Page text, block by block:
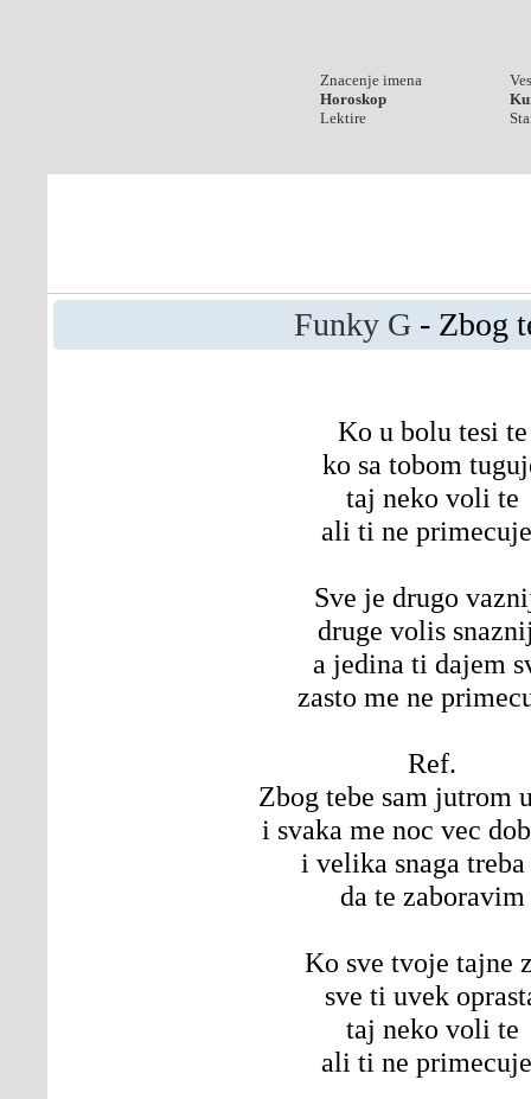
Znacenje imena
Horoskop
Lektire
Funky G- Zbog
Ko u bolu tesi te
ko sa tobom
taj neko voli te
ali ti ne
Sve je drugo
druge volis
a jedina ti dajem
zasto me ne
Ref.
Zbog tebe sam jutrom
i svaka me noc vec
i velika snaga
da te zaboravim
Ko sve tvoje tajne
sve ti uvek
taj neko voli te
ali ti ne